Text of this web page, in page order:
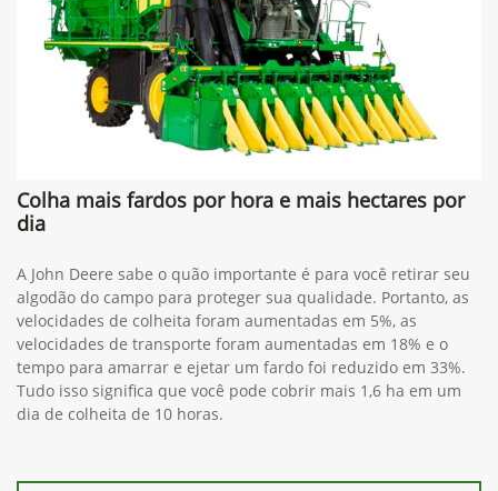
Colha mais fardos por hora e mais hectares por
dia
A John Deere sabe o quão importante é para você retirar seu
algodão do campo para proteger sua qualidade. Portanto, as
velocidades de colheita foram aumentadas em 5%, as
velocidades de transporte foram aumentadas em 18% e o
tempo para amarrar e ejetar um fardo foi reduzido em 33%.
Tudo isso significa que você pode cobrir mais 1,6 ha em um
dia de colheita de 10 horas.